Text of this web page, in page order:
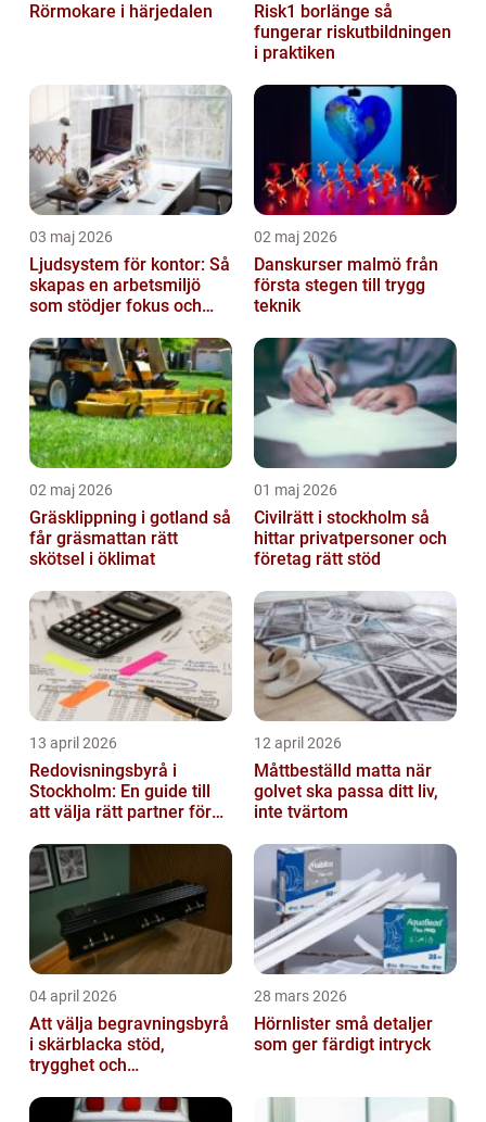
Rörmokare i härjedalen
Risk1 borlänge så
fungerar riskutbildningen
i praktiken
03 maj 2026
Ljudsystem för kontor: Så
skapas en arbetsmiljö
som stödjer fokus och
02 maj 2026
Danskurser malmö från
första stegen till trygg
teknik
02 maj 2026
Gräsklippning i gotland så
får gräsmattan rätt
skötsel i öklimat
01 maj 2026
Civilrätt i stockholm så
hittar privatpersoner och
företag rätt stöd
13 april 2026
Redovisningsbyrå i
Stockholm: En guide till
att välja rätt partner för
12 april 2026
Måttbeställd matta när
golvet ska passa ditt liv,
inte tvärtom
04 april 2026
Att välja begravningsbyrå
i skärblacka stöd,
trygghet och
28 mars 2026
Hörnlister små detaljer
som ger färdigt intryck